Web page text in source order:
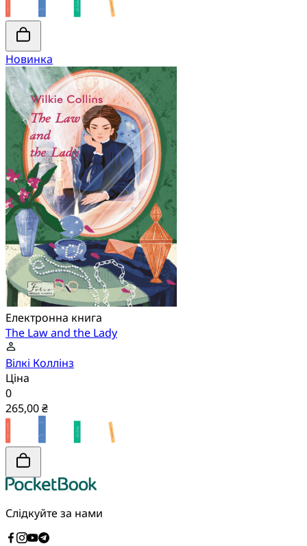
Новинка
Електронна книга
The Law and the Lady
Вілкі Коллінз
Ціна
0
265,00 ₴
Слідкуйте за нами